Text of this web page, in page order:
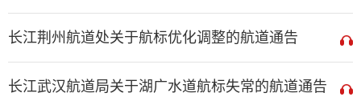
长江荆州航道处关于航标优化调整的航道通告
长江武汉航道局关于湖广水道航标失常的航道通告